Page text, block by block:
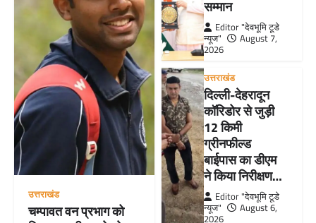
उत्तराखंड
चम्पावत वन प्रभाग को
सम्मान
Editor "देवभूमि टूडे
न्यूज"
August 7,
2026
उत्तराखंड
दिल्ली-देहरादून
कॉरिडोर से जुड़ी
12 किमी
ग्रीनफील्ड
बाईपास का डीएम
ने किया निरीक्षण…
Editor "देवभूमि टूडे
न्यूज"
August 6,
2026